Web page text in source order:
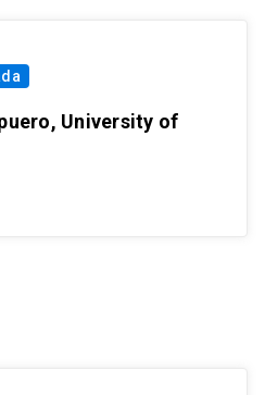
University of